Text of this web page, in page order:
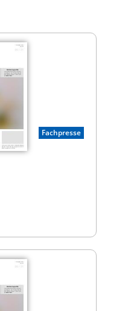
Fachpresse